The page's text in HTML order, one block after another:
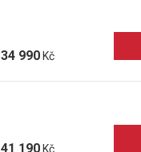
34 990Kč
41 190Kč